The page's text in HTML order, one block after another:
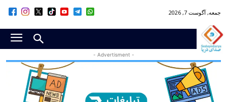
جمعه, آگوست 7, 2026
- Advertisment -